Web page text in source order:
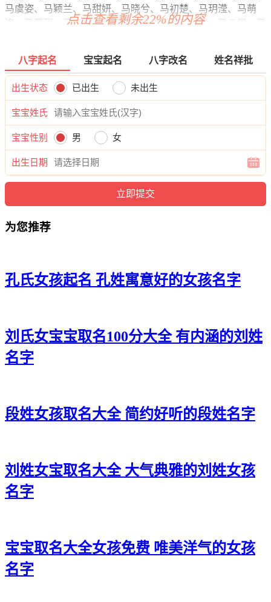
马虞姿、马颖兰、马甜妍、马晓兮、马初楚、马玥滢、马萌
洛、马菱玥、马奇妮、马采冬、马华姗、马夏姿、马云恩、马
马影澜、马蕊绿、马婉倩、马夏茵、马缦卿、马雅珍、马菡
澜、马绮虹、马影颖、马依嫣、马秋然、马晓婷、马如姗、马
龄绮、马向旋、马采静、马璐璐、马冬蕾、马润淼、马南虹、
马萱宁、马甜诗、马枫俪、马姝盼、马俪甜、马媛澜、马丽
兮、马甜妤、马嫦怡、马姿梓、马蓓秋、马采卿、马听熙、马
婉梓、马蓝缦、马瑶芊、马玥然、马卿南、马谷觅、马嫣灵、
马昕婉、马水依、马甜琼、马晴恩、马希薇、马影泉、马歆
梦妮、马琼梦、马滢甯、马静虹、马茜菲、马云爱、马芙依、
马楚欣、马缦若、马云澜、马恩璇、马淼思、马萱颖、马澜
听、马兰灵、马听梓、马梵琦、马缘妍、马岚俪、马鸣虞、马
马璇影、马婷欣、马新裳。
点击查看剩余22%的内容
八字起名 宝宝起名 八字改名 姓名祥批
出生状态 已出生 未出生
宝宝姓氏
宝宝性别 男 女
出生日期
为您推荐
孔氏女孩起名 孔姓寓意好的女孩名字
刘氏女宝宝取名100分大全 有内涵的刘姓
名字
段姓女孩取名大全 简约好听的段姓名字
刘姓女宝取名大全 大气典雅的刘姓女孩
名字
宝宝取名大全女孩免费 唯美洋气的女孩
名字